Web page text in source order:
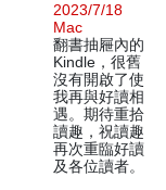
2023/7/18
Mac
翻書抽屜內的
Kindle，很舊
沒有開啟了使
我再與好讀相
遇。期待重拾
讀趣，祝讀趣
再次重臨好讀
及各位讀者。